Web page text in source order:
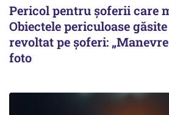
Pericol pentru șoferii care
Obiectele periculoase
revoltat pe șoferi:
foto